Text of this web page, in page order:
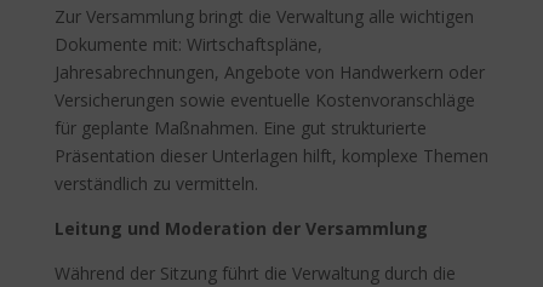
Zur Versammlung bringt die Verwaltung alle wichtigen
Dokumente mit: Wirtschaftspläne,
Jahresabrechnungen, Angebote von Handwerkern oder
Versicherungen sowie eventuelle Kostenvoranschläge
für geplante Maßnahmen. Eine gut strukturierte
Präsentation dieser Unterlagen hilft, komplexe Themen
verständlich zu vermitteln.
Leitung und Moderation der Versammlung
Während der Sitzung führt die Verwaltung durch die